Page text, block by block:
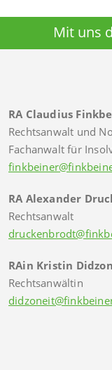
Mit uns
RA Claudius
Rechtsanwalt und
Fachanwalt für
RA Alexander
Rechtsanwalt
RAin Kristin
Rechtsanwältin